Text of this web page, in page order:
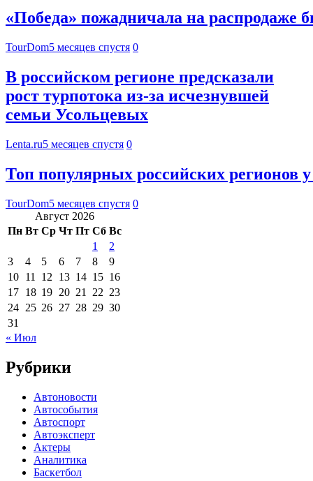
«Победа» пожадничала на распродаже
TourDom5 месяцев спустя 0
В российском регионе предсказали
рост турпотока из-за исчезнувшей
семьи Усольцевых
Lenta.ru5 месяцев спустя 0
Топ популярных российских регионов
TourDom5 месяцев спустя 0
Август 2026
Пн Вт Ср Чт Пт Сб Вс
1
2
3
4 5 6 7 8
9
10 11 12 13 14 15 16
17 18 19 20 21 22 23
24 25 26 27 28 29 30
31
« Июл
Рубрики
Автоновости
Автособытия
Автоспорт
Автоэксперт
Актеры
Аналитика
Баскетбол